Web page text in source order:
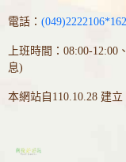
電話：
上班時間：08:00-
息)
本網站自110.10.28 建立